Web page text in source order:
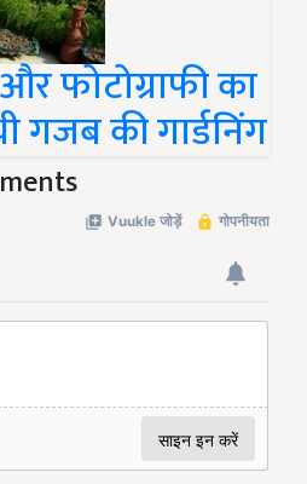
फोटोग्राफी का
गजब की गार्डनिंग